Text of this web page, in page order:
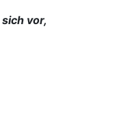
vor,